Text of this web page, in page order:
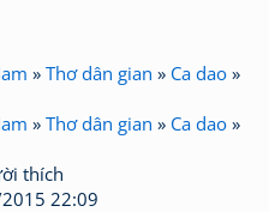
» Thơ dân gian » Ca dao »
» Thơ dân gian » Ca dao »
thích
22:09